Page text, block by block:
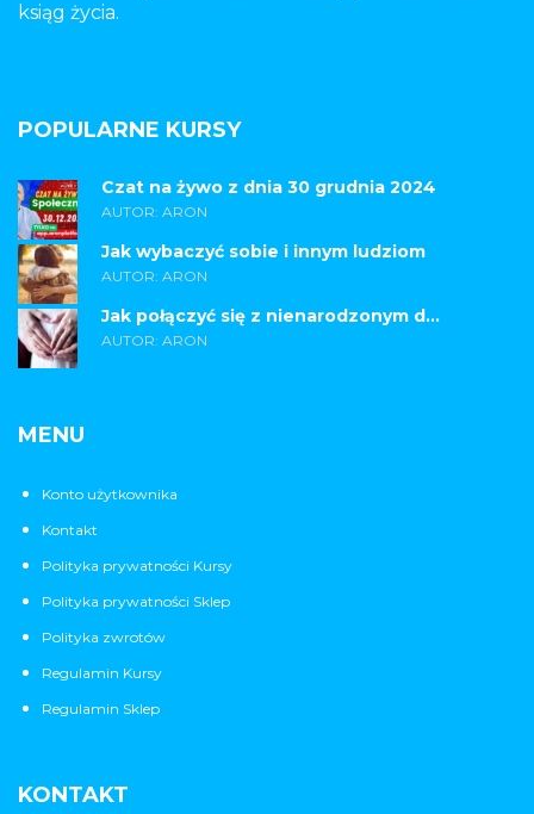
ksiąg życia.
POPULARNE KURSY
Czat na żywo z dnia 30 grudnia 2024
AUTOR: ARON
Jak wybaczyć sobie i innym ludziom
AUTOR: ARON
Jak połączyć się z nienarodzonym d...
AUTOR: ARON
MENU
Konto użytkownika
Kontakt
Polityka prywatności Kursy
Polityka prywatności Sklep
Polityka zwrotów
Regulamin Kursy
Regulamin Sklep
KONTAKT